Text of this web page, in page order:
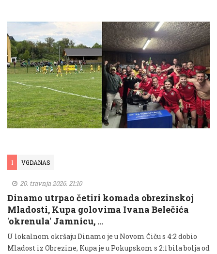
I VGDANAS
20. travnja 2026. 21:10
Dinamo utrpao četiri komada obrezinskoj
Mladosti, Kupa golovima Ivana Belečića
'okrenula' Jamnicu, …
U lokalnom okršaju Dinamo je u Novom Čiču s 4:2 dobio
Mladost iz Obrezine, Kupa je u Pokupskom s 2:1 bila bolja od